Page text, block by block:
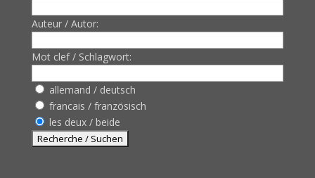
Auteur / Autor:
Mot clef / Schlagwort:
allemand / deutsch
francais / französisch
les deux / beide